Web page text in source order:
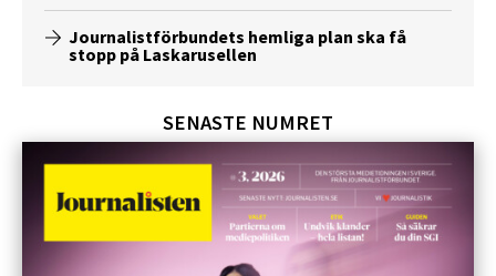
Journalistförbundets hemliga plan ska få
stopp på Laskarusellen
SENASTE NUMRET